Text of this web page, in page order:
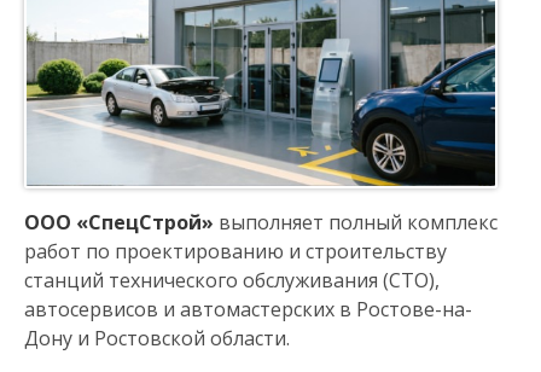
н
а
в
и
г
а
ООО «СпецСтрой» выполняет полный комплекс
работ по проектированию и строительству
станций технического обслуживания (СТО),
автосервисов и автомастерских в Ростове-на-
Дону и Ростовской области.